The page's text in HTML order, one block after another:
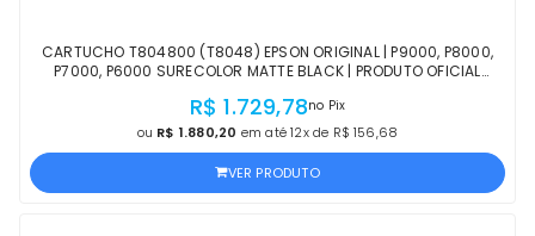
CARTUCHO T804800 (T8048) EPSON ORIGINAL | P9000, P8000,
P7000, P6000 SURECOLOR MATTE BLACK | PRODUTO OFICIAL
R$ 1.729,78no Pix
ou R$ 1.880,20 em até 12x de R$ 156,68
VER PRODUTO